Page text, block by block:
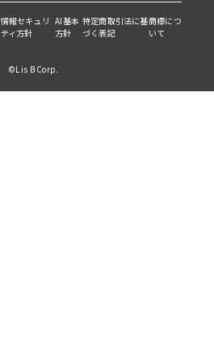
©L is B Corp.
情報セキュリ
ティ方針
AI基本
方針
特定商取引法に基
づく表記
商標につ
いて